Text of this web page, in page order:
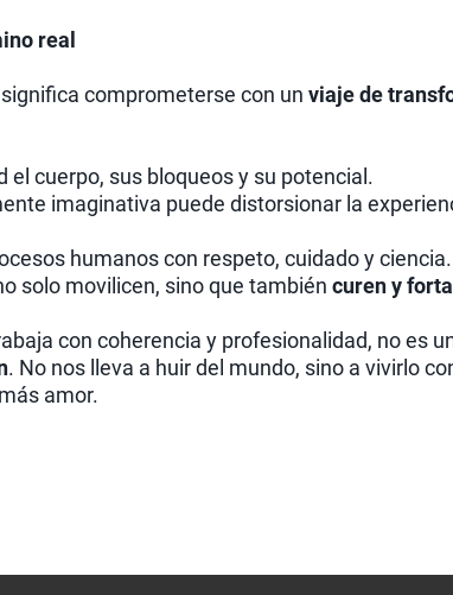
real
comprometerse con un viaje de
el cuerpo, sus bloqueos y su potencial.
imaginativa puede distorsionar la
humanos con respeto, cuidado y ciencia.
solo movilicen, sino que también curen y
con coherencia y profesionalidad, no es
. No nos lleva a huir del mundo, sino a vivirlo
amor.